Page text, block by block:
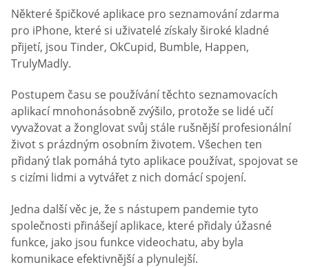
Některé špičkové aplikace pro seznamování zdarma
pro iPhone, které si uživatelé získaly široké kladné
přijetí, jsou Tinder, OkCupid, Bumble, Happen,
TrulyMadly.
Postupem času se používání těchto seznamovacích
aplikací mnohonásobně zvýšilo, protože se lidé učí
vyvažovat a žonglovat svůj stále rušnější profesionální
život s prázdným osobním životem. Všechen ten
přidaný tlak pomáhá tyto aplikace používat, spojovat se
s cizími lidmi a vytvářet z nich domácí spojení.
Jedna další věc je, že s nástupem pandemie tyto
společnosti přinášejí aplikace, které přidaly úžasné
funkce, jako jsou funkce videochatu, aby byla
komunikace efektivnější a plynulejší.